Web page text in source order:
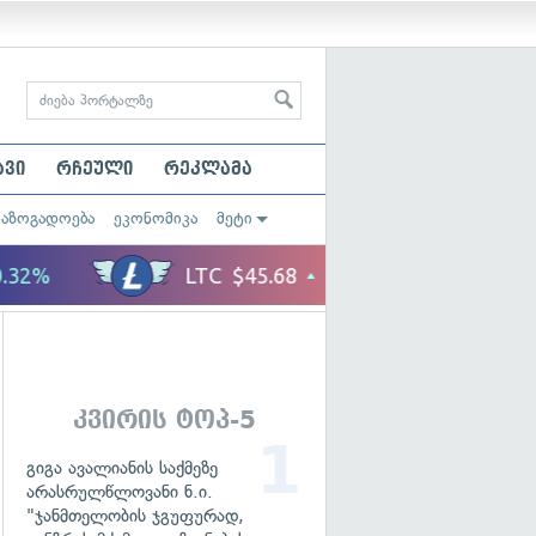
რჩეული რეკლამა
ეკონომიკა მეტი
კვირის ტოპ-5
გიგა ავალიანის საქმეზე
არასრულწლოვანი ნ.ი.
"ჯანმთელობის ჯგუფურად,